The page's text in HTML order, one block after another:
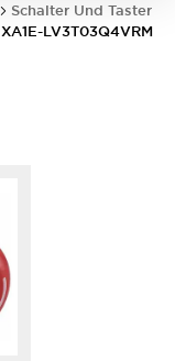
Schalter Und Taster
XA1E-LV3T03Q4VRM